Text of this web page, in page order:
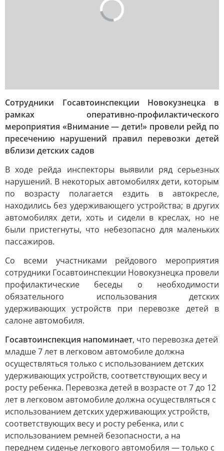
Сотрудники Госавтоинспекции Новокузнецка в
рамках оперативно-профилактического
мероприятия «Внимание — дети!» провели рейд по
пресечению нарушений правил перевозки детей
вблизи детских садов
В ходе рейда инспекторы выявили ряд серьезных
нарушений. В некоторых автомобилях дети, которым
по возрасту полагается ездить в автокресле,
находились без удерживающего устройства; в других
автомобилях дети, хоть и сидели в креслах, но не
были пристегнуты, что небезопасно для маленьких
пассажиров.
Со всеми участниками рейдового мероприятия
сотрудники Госавтоинспекции Новокузнецка провели
профилактические беседы о необходимости
обязательного использования детских
удерживающих устройств при перевозке детей в
салоне автомобиля.
Госавтоинспекция напоминает, что перевозка детей
младше 7 лет в легковом автомобиле должна
осуществляться только с использованием детских
удерживающих устройств, соответствующих весу и
росту ребенка. Перевозка детей в возрасте от 7 до 12
лет в легковом автомобиле должна осуществляться с
использованием детских удерживающих устройств,
соответствующих весу и росту ребенка, или с
использованием ремней безопасности, а на
переднем сиденье легкового автомобиля — только с